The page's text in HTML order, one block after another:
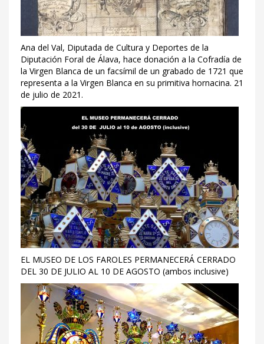
Ana del Val, Diputada de Cultura y Deportes de la
Diputación Foral de Álava, hace donación a la Cofradía de
la Virgen Blanca de un facsímil de un grabado de 1721 que
representa a la Virgen Blanca en su primitiva hornacina. 21
de julio de 2021.
EL MUSEO DE LOS FAROLES PERMANECERÁ CERRADO
DEL 30 DE JULIO AL 10 DE AGOSTO (ambos inclusive)